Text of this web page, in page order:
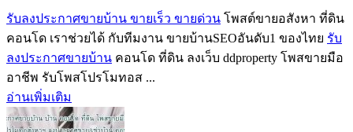
รับลงประกาศขายบ้าน ขายเร็ว ขายด่วน โพสต์ขายอสังหา ที่ดิน
คอนโด เราช่วยได้ กับทีมงาน ขายบ้านSEOอันดับ1 ของไทย รับ
ลงประกาศขายบ้าน คอนโด ที่ดิน ลงเว็บ ddproperty โพสขายมือ
อาชีพ รับโพสโปรโมทอส ...
อ่านเพิ่มเติม